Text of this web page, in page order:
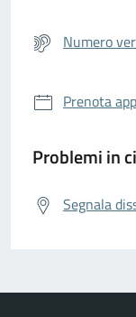
Numero
Prenota
Problemi in
Segnala